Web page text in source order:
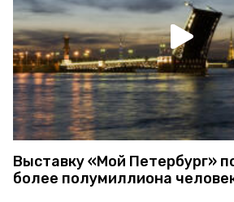
Выставку «Мой Петербург»
более полумиллиона